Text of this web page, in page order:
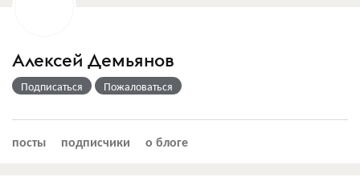
Алексей Демьянов
Подписаться Пожаловаться
посты подписчики о блоге